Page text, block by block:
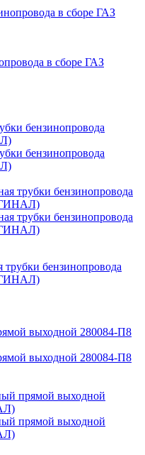
в сборе ГАЗ
бензинопровода